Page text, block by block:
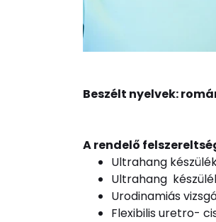
Beszélt nyelvek:
A rendelő
Ultrahang
Ultrahang
Urodinamiás
Flexibilis uretro-